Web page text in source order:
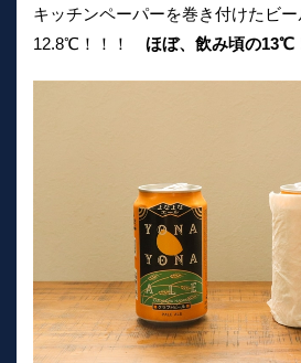
キッチンペーパーを巻き付けたビ
12.8℃！！！ ほぼ、飲み頃の13℃